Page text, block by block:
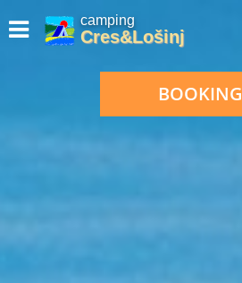
camping
Cres&Lošinj
BOOKING